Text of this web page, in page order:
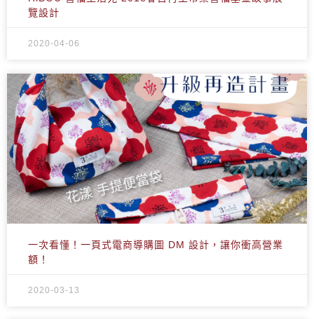
覽設計
2020-04-06
一次看懂！一頁式電商導購圖 DM 設計，讓你衝高營業
額！
2020-03-13